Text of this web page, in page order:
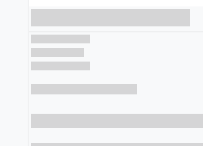
Tour in lingua tedesca